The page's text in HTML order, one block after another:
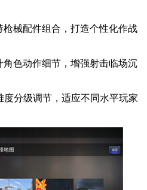
械配件组合，打造个性化作战
色动作细节，增强射击临场沉
分级调节，适应不同水平玩家